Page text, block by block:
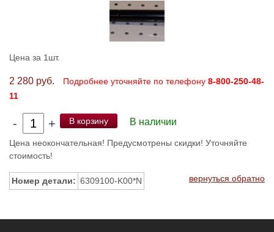
Цена за 1шт.
2 280 руб. Подробнее уточняйте по телефону 8-800-250-48-
11
- + В корзину В наличии
Цена неокончательная! Предусмотрены скидки! Уточняйте
стоимость!
Номер детали: 6309100-K00*N вернуться обратно